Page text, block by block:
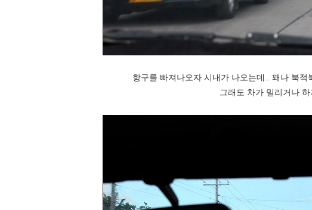
항구를 빠져나오자 시내가 나오는데.. 꽤나 북적
그래도 차가 밀리거나